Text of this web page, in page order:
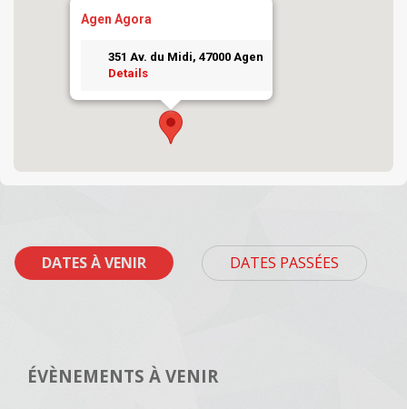
Agen Agora
351 Av. du Midi, 47000 Agen
Details
DATES À VENIR DATES PASSÉES
ÉVÈNEMENTS À VENIR